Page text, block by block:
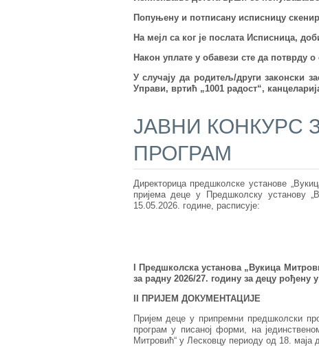
Попуњену и потписану исписницу
На мејл са ког је послата Исписница,
Након уплате у обавези сте да потврду
У случају да родитељ/други законски
Управи, вртић „1001 радост“,
ЈАВНИ КОНКУРС
ПРОГРАМ
Директорица предшколске установе
пријема деце у Предшколску установу
15.05.2026. године, расписује:
I Предшколска установа „Вукица
за радну 2026/27. годину за децу рођену
II ПРИЈЕМ ДОКУМЕНТАЦИЈЕ
Пријем деце у припремни предшколски
програм у писаној форми, на
Митровић“ у Лесковцу периоду од 18. маја